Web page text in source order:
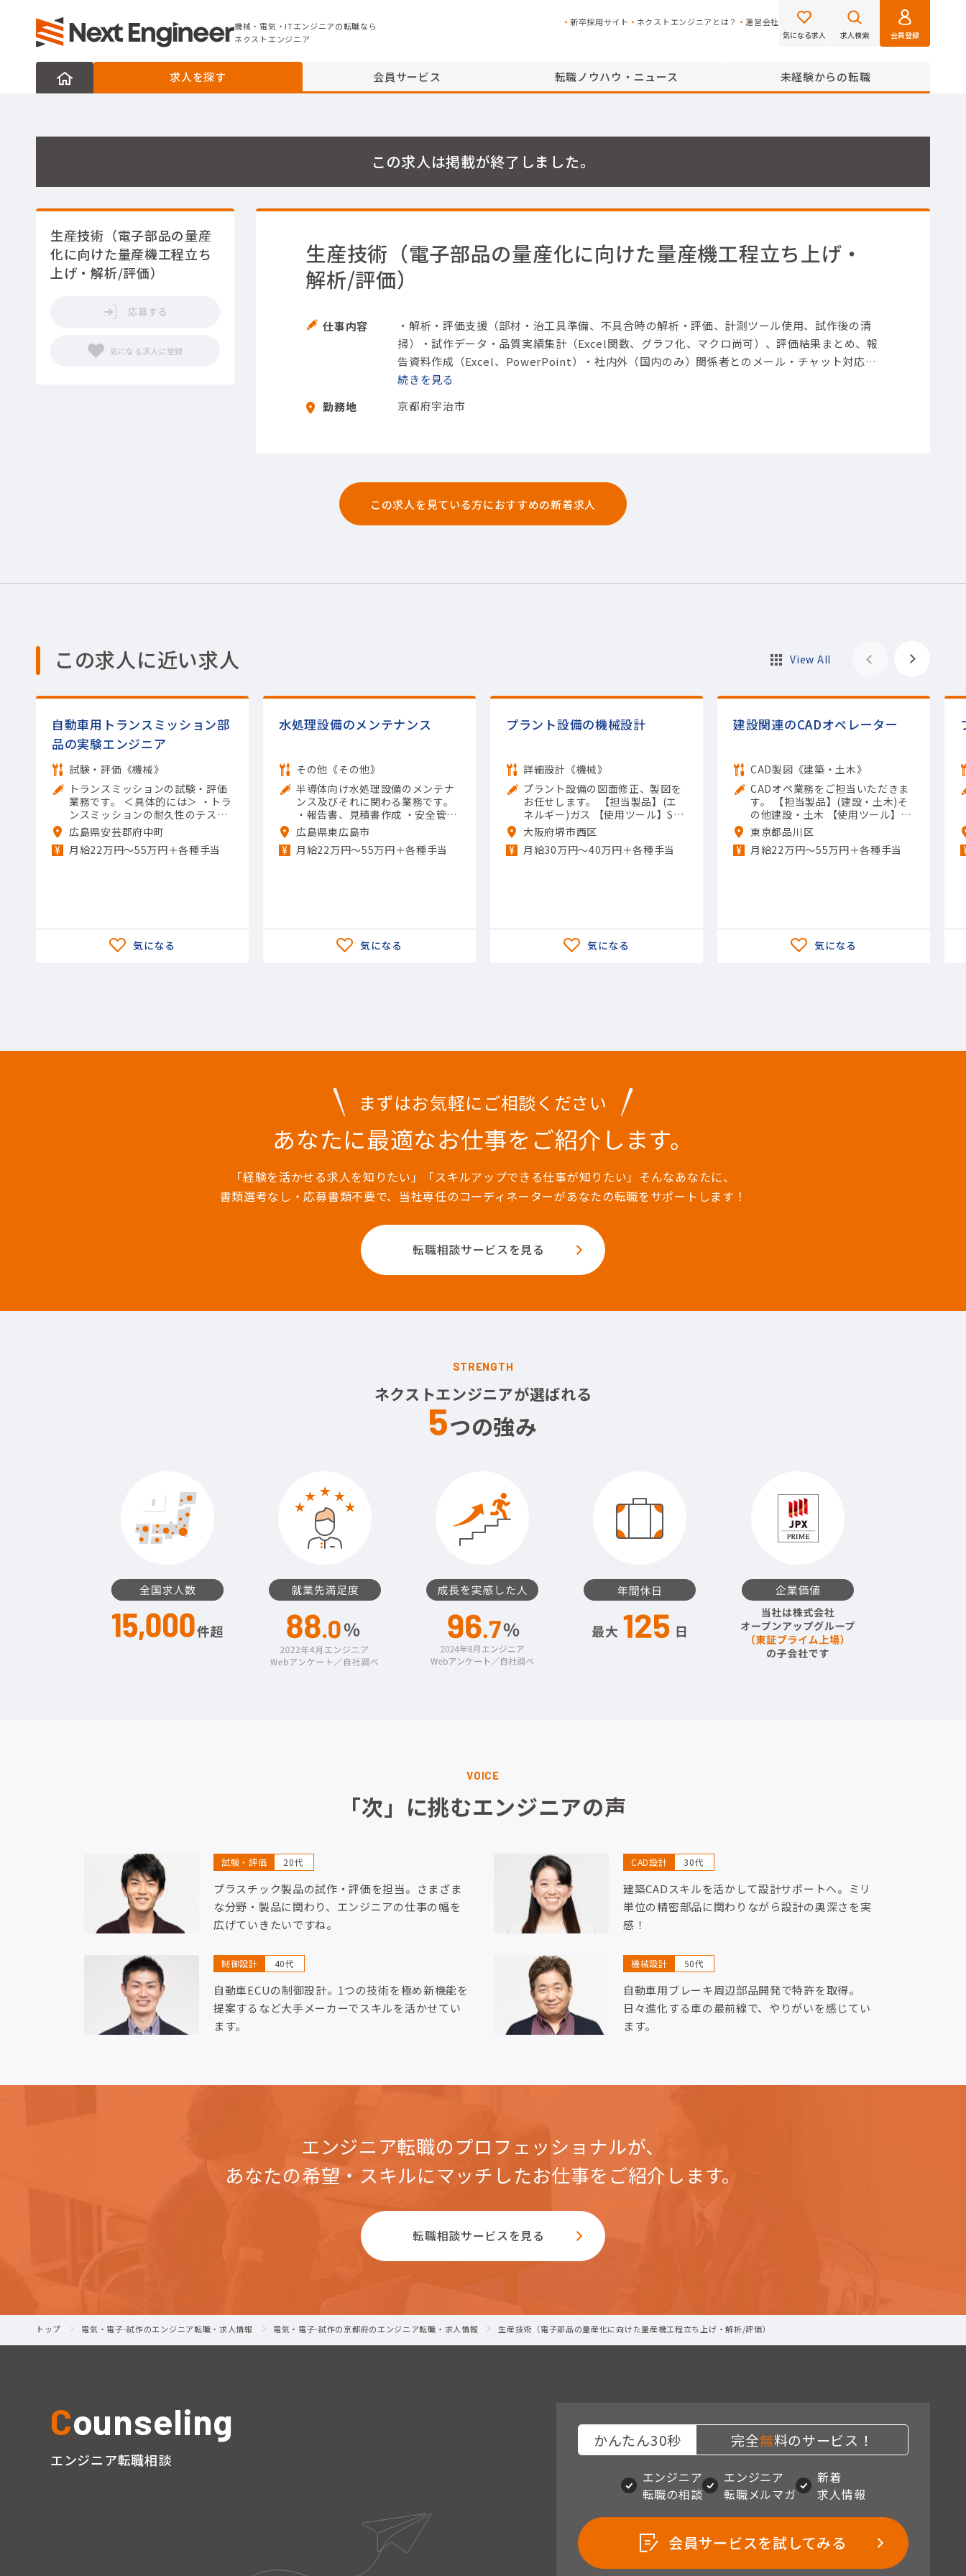
機械・電気・ITエンジニアの転職なら
機械・電気・ITエンジニアの転職なら
ネクストエンジニア
新卒採用サイト ネクストエンジニアとは？ 運営会社
気になる求人 求人検索 会員登録
求人を探す 会員サービス 転職ノウハウ・ニュース 未経験からの転職
この求人は掲載が終了しました。
生産技術（電子部品の量産
化に向けた量産機工程立ち
上げ・解析/評価）
応募する
生産技術（電子部品の量産化に向けた量産機工程立ち上げ・
解析/評価）
仕事内容
・解析・評価支援（部材・治工具準備、不具合時の解析・評価、計測ツール使用、試作後の清
掃）
・試作データ・品質実績集計（Excel関数、グラフ化、マクロ尚可）、評価結果まとめ、報
告資料作成（Excel、PowerPoint）
・社内外（国内のみ）関係者とのメール・チャット対応、
折衝（電話対応あり）
続きを
勤務地
京都府宇治市
この求人を見ている方におすすめの新着求人
この求人に近い求人 View All
自動車用トランスミッション部
品の実験エンジニア
試験・評価《機械》
トランスミッションの試験・評価
業務です。 ＜具体的には＞ ・トラ
ンスミッションの耐久性のテスト
実施 ・製品の熱への強さの評価 ・
構造上の強度の確認 ・異音や揺れ
が発生しないかのチェック ・テス
広島県安芸郡府中町
月給22万円〜55万円＋各種手当
水処理設備のメンテナンス
その他《その他》
半導体向け水処理設備のメンテナ
ンス及びそれに関わる業務です。
・報告書、見積書作成 ・安全管理
・品質管理など 【担当製品】(半
導体関連)その他半導体関連 【使
用ツール】Excel（入力）; その他
広島県東広島市
月給22万円〜55万円＋各種手当
プラント設備の機械設計
詳細設計《機械》
プラント設備の図面修正、製図を
お任せします。 【担当製品】(エ
ネルギー)ガス 【使用ツール】Sol
idWorks; Inventor; AutoCAD（2
D）
大阪府堺市西区
月給30万円～40万円＋各種手当
建設関連のCADオペレーター
CAD製図《建築・土木》
CADオペ業務をご担当いただきま
す。 【担当製品】(建設・土木)そ
の他建設・土木 【使用ツール】Au
toCAD
東京都品川区
月給22万円〜55万円＋各種手当
まずはお気軽にご相談ください
あなたに最適なお仕事を ご紹介します。
「経験を活かせる求人を知りたい」「スキルアップできる仕事が知りたい」そんなあなたに、
書類選考なし・応募書類不要で、当社専任のコーディネーターがあなたの転職をサポートします！
転職相談サービスを見る
STRENGTH
ネクストエンジニアが選ばれる
5つの強み
VOICE
「次」に挑むエンジニアの声
試験・評価 20代
プラスチック製品の試作・評価を担当。さまざま
な分野・製品に関わり、エンジニアの仕事の幅を
広げていきたいですね。
CAD設計 30代
建築CADスキルを活かして設計サポートへ。ミリ
単位の精密部品に関わりながら設計の奥深さを実
感！
制御設計 40代
自動車ECUの制御設計。1つの技術を極め新機能を
提案するなど大手メーカーでスキルを活かせてい
ます。
機械設計 50代
自動車用ブレーキ周辺部品開発で特許を取得。
日々進化する車の最前線で、やりがいを感じてい
ます。
エンジニア転職のプロフェッショナルが、
あなたの希望・スキルにマッチしたお仕事をご紹介します。
転職相談サービスを見る
トップ 電気・電子-試作のエンジニア転職・求人情報 電気・電子-試作の京都府のエンジニア転職・求人情報 生産技術（電子部品の量産化に向けた量産機工程立ち上げ・解析/評価）
Counseling
エンジニア転職相談
かんたん30秒 完全無料のサービス！
エンジニア
転職の相談
エンジニア
転職メルマガ
新着
求人情報
会員サービスを試してみる